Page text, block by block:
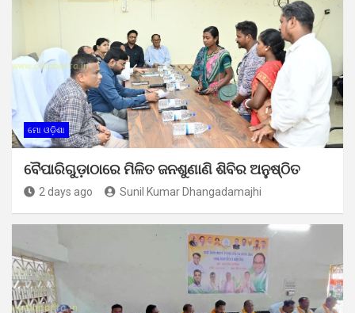
ମୋ ଓଡ଼ିଶା
ବୈପାରିଗୁଡ଼ାଠାରେ ମିଳିତ ଜନଶୁଣାଣି ଶିବିର ଅନୁଷ୍ଠିତ
2 days ago Sunil Kumar Dhangadamajhi